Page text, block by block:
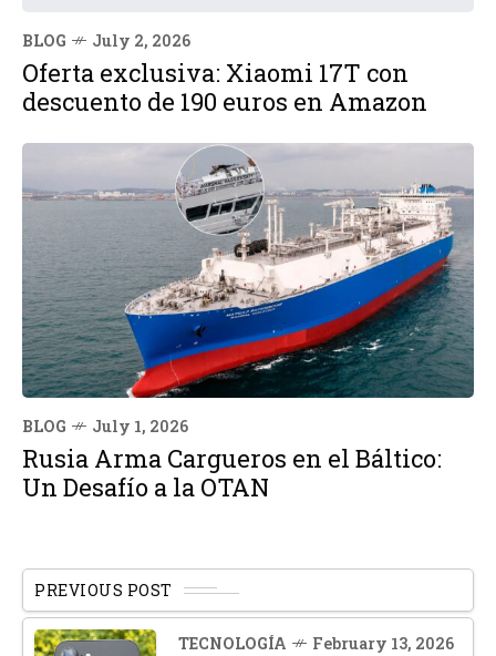
BLOG July 2, 2026
Oferta exclusiva: Xiaomi 17T con
descuento de 190 euros en Amazon
BLOG July 1, 2026
Rusia Arma Cargueros en el Báltico:
Un Desafío a la OTAN
PREVIOUS POST
TECNOLOGÍA February 13, 2026